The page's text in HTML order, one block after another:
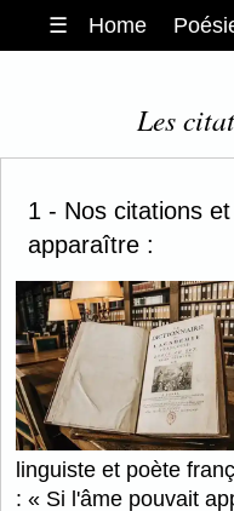
☰ Home
Les
1 - Nos citations
apparaître :
linguiste et poète
:
Si l'âme pouvait